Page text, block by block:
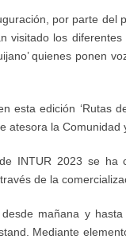
ón, por parte del
visitado los diferentes
’quienes ponen
esta edición ‘Rutas
atesora la Comunidad
INTUR 2023 se ha
és de la
mañana y
Mediante